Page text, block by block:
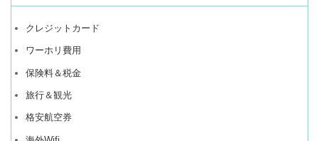
クレジットカード
ワーホリ費用
保険料＆税金
旅行＆観光
格安航空券